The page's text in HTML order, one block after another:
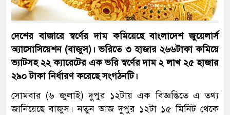
দেশের বাজারে স্বর্ণের দাম কমিয়েছে বাংলাদেশ জুয়েলার্স
অ্যাসোসিয়েশন (বাজুস)। ভরিতে ৩ হাজার ২৬৬টাকা কমিয়ে
ভ্যাটসহ ২২ ক্যারেটের এক ভরি স্বর্ণের দাম ২ লাখ ২৫ হাজার
২৯০ টাকা নির্ধারণ করেছে সংগঠনটি।
সোমবার (৬ জুলাই) দুপুর ১২টায় এক বিজ্ঞপ্তিতে এ তথ্য
জানিয়েছে বাজুস। নতুন আজ দুপুর ১২টা ১৫ মিনিট থেকে